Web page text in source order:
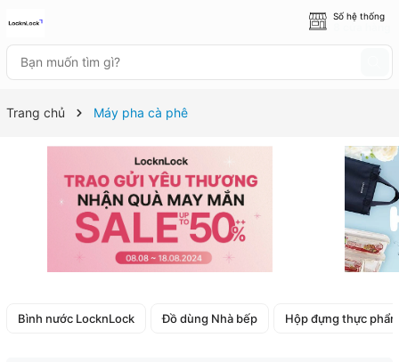
Số hệ thống
Trang chủ Máy pha cà phê
Bình nước LocknLock Đồ dùng Nhà bếp Hộp đựng thực phẩm